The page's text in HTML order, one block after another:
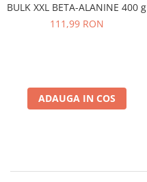
BULK XXL BETA-ALANINE 400 g
111,99 RON
ADAUGA IN COS